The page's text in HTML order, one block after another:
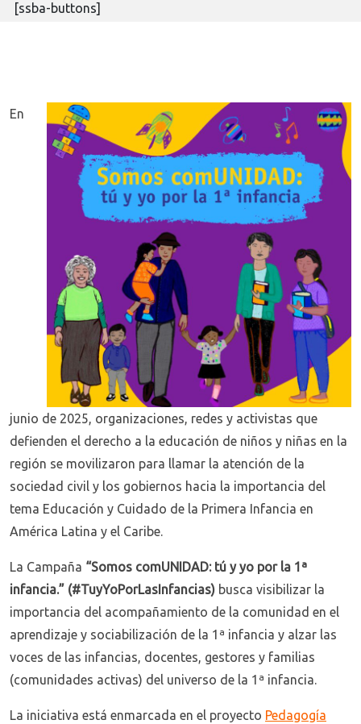
[ssba-buttons]
En
junio de 2025, organizaciones, redes y activistas que
defienden el derecho a la educación de niños y niñas en la
región se movilizaron para llamar la atención de la
sociedad civil y los gobiernos hacia la importancia del
tema Educación y Cuidado de la Primera Infancia en
América Latina y el Caribe.
La Campaña “Somos comUNIDAD: tú y yo por la 1ª
infancia.” (#TuyYoPorLasInfancias) busca visibilizar la
importancia del acompañamiento de la comunidad en el
aprendizaje y sociabilización de la 1ª infancia y alzar las
voces de las infancias, docentes, gestores y familias
(comunidades activas) del universo de la 1ª infancia.
La iniciativa está enmarcada en el proyecto Pedagogía